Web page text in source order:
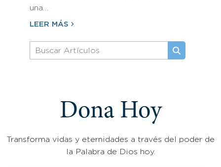
una…
LEER MÁS
Dona Hoy
Transforma vidas y eternidades a través del poder de
la Palabra de Dios hoy.